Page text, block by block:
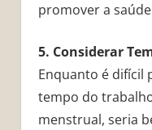
promover a
5. Considerar
Enquanto é difícil
tempo do
menstrual, seria